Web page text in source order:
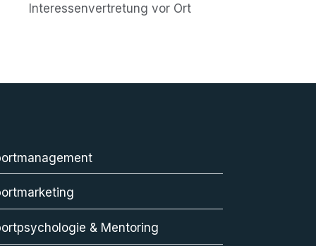
Interessenvertretung vor Ort
& Mentoring